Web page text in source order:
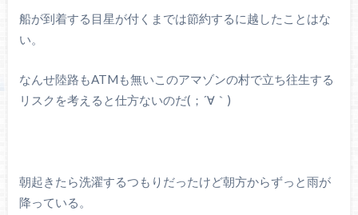
船が到着する目星が付くまでは節約するに越したことはな
い。
なんせ陸路もATMも無いこのアマゾンの村で立ち往生する
リスクを考えると仕方ないのだ(；´∀｀)
朝起きたら洗濯するつもりだったけど朝方からずっと雨が
降っている。